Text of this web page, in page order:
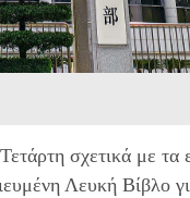
σχετικά με τα
Λευκή Βίβλο